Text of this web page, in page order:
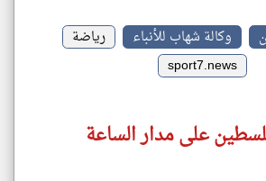
وكالة شهاب للأنباء
رياضة
sport7.news
على مدار الساعة